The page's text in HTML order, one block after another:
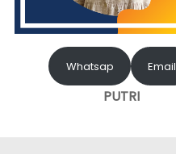
Whatsap Email
PUTRI